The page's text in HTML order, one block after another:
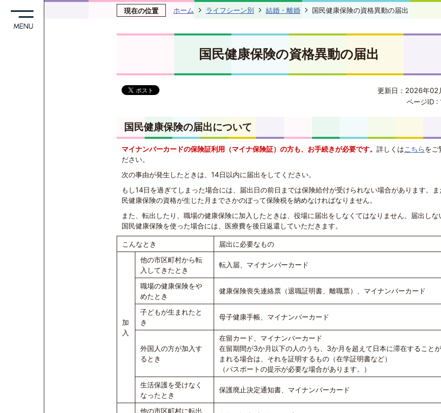
現在の位置 ホーム ライフシーン別 結婚・離婚 国民健康保険の資格異動の届出
国民健康保険の資格異動の届出
更新日：2026年02
ページID :
国民健康保険の届出について
マイナンバーカードの保険証利用（マイナ保険証）の方も、お手続きが必要です。 詳しくはこちらをご
ださい。
次の事由が発生したときは、14日以内に届出をしてください。
もし14日を過ぎてしまった場合には、届出日の前日までは保険給付が受けられない場合があります。
民健康保険の資格が生じた月までさかのぼって保険税を納めなければなりません。
また、転出したり、職場の健康保険に加入したときは、役場に届出をしなくてはなりません。届出しな
国民健康保険を使った場合には、医療費を後日返還していただきます。
こんなとき 届出に必要なもの
加
入
他の市区町村から転
入してきたとき
転入届、マイナンバーカード
職場の健康保険をや
めたとき
健康保険喪失連絡票（退職証明書、離職票）、マイナンバーカード
子どもが生まれたと
き
母子健康手帳、マイナンバーカード
外国人の方が加入す
るとき
在留カード、マイナンバーカード
在留期間が3か月以下の人のうち、3か月を超えて日本に滞在すること
まれる場合は、それを証明するもの（在学証明書など）
（パスポートの提示が必要な場合があります。）
生活保護を受けなく
なったとき
保護廃止決定通知書、マイナンバーカード
他の市区町村に転出